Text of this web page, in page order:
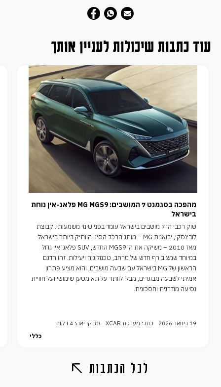
עוד כתבות שיכולות לעניין אותך
מהפכה בסגמנט 7 המושבים: MG MGS9 פלאג-אין נוחת
בישראל
שוק רכבי ה־7 מושבים בישראל עומד בפני שינוי משמעותי. קבוצת
לובינסקי, יבואנית MG – מותג הרכב הסיני הוותיק ביותר בישראל
מאז 2010 – משיקה את ה־MGS9 החדש, SUV פלאג־אין גדול
במיוחד שמציב רף חדש של מרחב, טכנולוגיה ויעילות. זהו הדגם
הראשון של MG בישראל עם שבעה מושבים, והוא מציע פתרון
אמיתי לשבעה מבוגרים, מבלי לוותר על תא מטען שימושי ועל חוויית
נסיעה מודרנית וחסכונית.
19 בינואר 2026 כתב: מערכת XCAR
זמן קריאה: 4 דקות
כללי
לכל הכתבות